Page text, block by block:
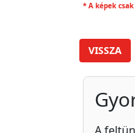
* A képek
VISSZA